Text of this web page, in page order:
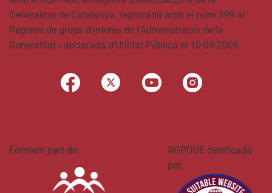
Generalitat de Catalunya, registrada amb el núm 399 al
Registre de grups d’interès de l’Administració de la
Generalitat i declarada d’Utilitat Pública el 10-09-2008.
Formem part de:
RGPDUE certificada
per: